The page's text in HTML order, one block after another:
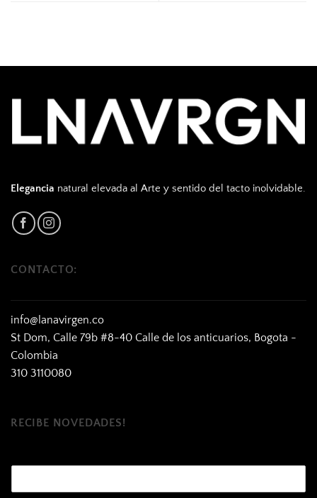
Elegancia natural elevada al Arte y sentido del tacto inolvidable.
CONTACTO:
info@lanavirgen.co
St Dom, Calle 79b #8-40 Calle de los anticuarios, Bogota -
Colombia
310 3110080
RECIBE NOVEDADES!